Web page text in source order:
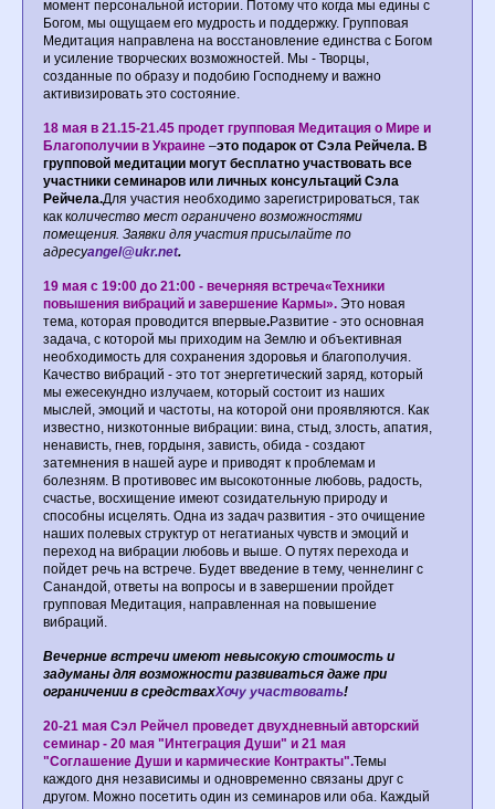
момент персональной истории. Потому что когда мы едины с
Богом, мы ощущаем его мудрость и поддержку. Групповая
Медитация направлена на восстановление единства с Богом
и усиление творческих возможностей. Мы - Творцы,
созданные по образу и подобию Господнему и важно
активизировать это состояние.
18 мая в 21.15-21.45 продет групповая Медитация о Мире и
Благополучии в Украине –это подарок от Сэла Рейчела. В
групповой медитации могут бесплатно участвовать все
участники семинаров или личных консультаций Сэла
Рейчела.Для участия необходимо зарегистрироваться, так
как количество мест ограничено возможностями
помещения. Заявки для участия присылайте по
адресуangel@ukr.net.
19 мая с 19:00 до 21:00 - вечерняя встреча«Техники
повышения вибраций и завершение Кармы». Это новая
тема, которая проводится впервые.Развитие - это основная
задача, с которой мы приходим на Землю и объективная
необходимость для сохранения здоровья и благополучия.
Качество вибраций - это тот энергетический заряд, который
мы ежесекундно излучаем, который состоит из наших
мыслей, эмоций и частоты, на которой они проявляются. Как
известно, низкотонные вибрации: вина, стыд, злость, апатия,
ненависть, гнев, гордыня, зависть, обида - создают
затемнения в нашей ауре и приводят к проблемам и
болезням. В противовес им высокотонные любовь, радость,
счастье, восхищение имеют созидательную природу и
способны исцелять. Одна из задач развития - это очищение
наших полевых структур от негатианых чувств и эмоций и
переход на вибрации любовь и выше. О путях перехода и
пойдет речь на встрече. Будет введение в тему, ченнелинг с
Санандой, ответы на вопросы и в завершении пройдет
групповая Медитация, направленная на повышение
вибраций.
Вечерние встречи имеют невысокую стоимость и
задуманы для возможности развиваться даже при
ограничении в средствахХочу участвовать!
20-21 мая Сэл Рейчел проведет двухдневный авторский
семинар - 20 мая "Интеграция Души" и 21 мая
"Соглашение Души и кармические Контракты".Темы
каждого дня независимы и одновременно связаны друг с
другом. Можно посетить один из семинаров или оба. Каждый